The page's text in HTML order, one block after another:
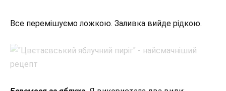
Все перемішуємо ложкою. Заливка вийде рідкою.